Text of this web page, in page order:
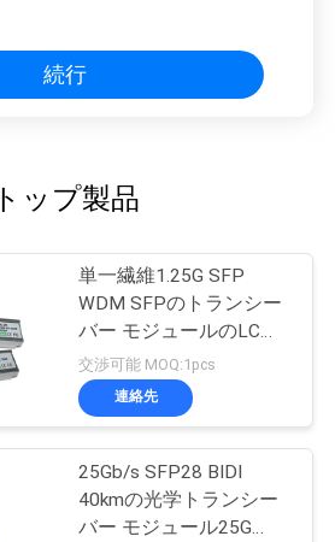
続行
トップ製品
単一繊維1.25G SFP
WDM SFPのトランシー
バー モジュールのLCそ
してScのコネクターの
ため
交渉可能 MOQ:1pcs
連絡先
25Gb/s SFP28 BIDI
40kmの光学トランシー
バー モジュール25G